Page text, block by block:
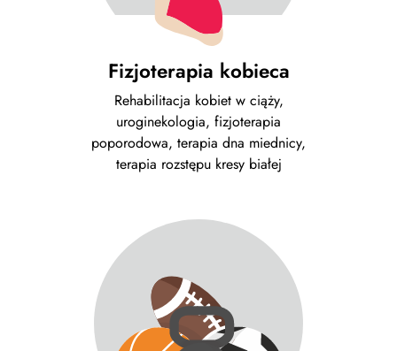
Fizjoterapia kobieca
Rehabilitacja kobiet w ciąży,
uroginekologia, fizjoterapia
poporodowa, terapia dna miednicy,
terapia rozstępu kresy białej